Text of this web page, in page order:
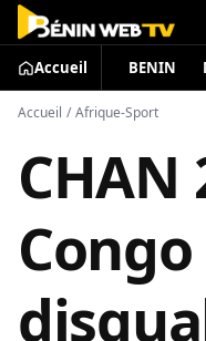
Accueil BENIN
Accueil / Afrique-Sport
CHAN
Congo